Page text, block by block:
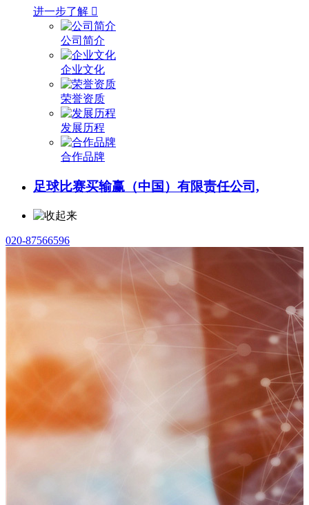
进一步了解 
公司简介
企业文化
荣誉资质
发展历程
合作品牌
足球比赛买输赢（中国）有限责任公司,
020-87566596